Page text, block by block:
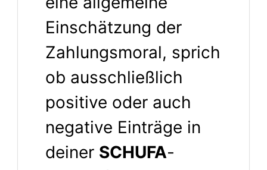
Einschätzung der
Zahlungsmoral, sprich
ob ausschließlich
positive oder auch
negative Einträge in
deiner SCHUFA-